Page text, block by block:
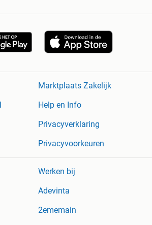
Marktplaats Zakelijk
Help en Info
Privacyverklaring
Privacyvoorkeuren
Werken bij
Adevinta
2ememain